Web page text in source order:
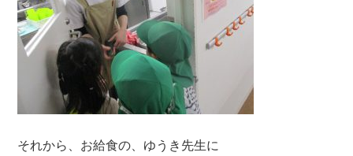
それから、お給食の、ゆうき先生に